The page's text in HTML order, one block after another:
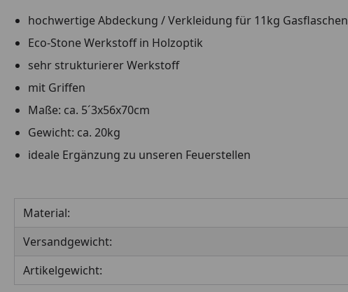
hochwertige Abdeckung / Verkleidung für 11kg Gasflaschen
Eco-Stone Werkstoff in Holzoptik
sehr strukturierer Werkstoff
mit Griffen
Maße: ca. 5´3x56x70cm
Gewicht: ca. 20kg
ideale Ergänzung zu unseren Feuerstellen
Material:
Versandgewicht:
Artikelgewicht: